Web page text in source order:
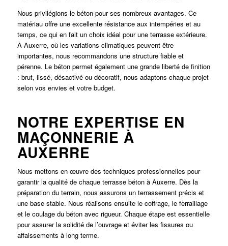
Nous privilégions le béton pour ses nombreux avantages. Ce
matériau offre une excellente résistance aux intempéries et au
temps, ce qui en fait un choix idéal pour une terrasse extérieure.
À Auxerre, où les variations climatiques peuvent être
importantes, nous recommandons une structure fiable et
pérenne. Le béton permet également une grande liberté de finition
: brut, lissé, désactivé ou décoratif, nous adaptons chaque projet
selon vos envies et votre budget.
NOTRE EXPERTISE EN
MAÇONNERIE À
AUXERRE
Nous mettons en œuvre des techniques professionnelles pour
garantir la qualité de chaque terrasse béton à Auxerre. Dès la
préparation du terrain, nous assurons un terrassement précis et
une base stable. Nous réalisons ensuite le coffrage, le ferraillage
et le coulage du béton avec rigueur. Chaque étape est essentielle
pour assurer la solidité de l’ouvrage et éviter les fissures ou
affaissements à long terme.